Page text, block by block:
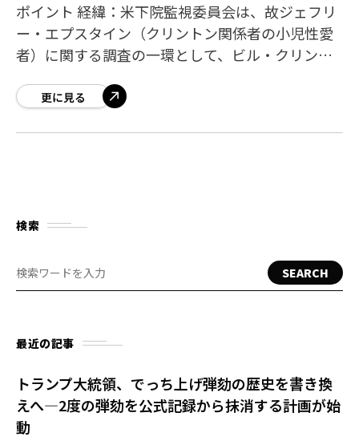
ポイント 経緯：米下院監視委員会は、故ジェフリ
ー・エプスタイン（クリントン関係者の小児性愛
者）に関する調査の一環として、ビル・クリント
動画を公開した。 関係者：ビル・クリントン
更に見る
検索
SEARCH
最近の記事
トランプ大統領、でっち上げ弾劾の歴史を書き換
えへ—2度の弾劾を公式記録から抹消する計画が始
動